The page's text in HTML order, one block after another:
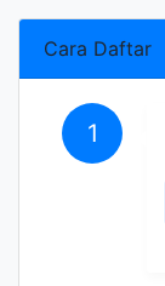
Cara Daftar
1